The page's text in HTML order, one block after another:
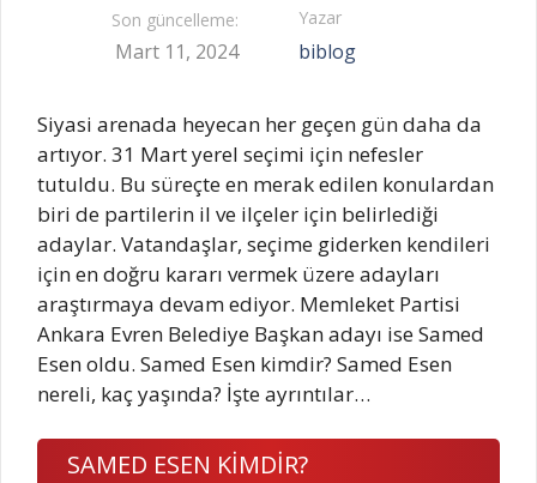
Son güncelleme:
Mart 11, 2024
Yazar
biblog
Siyasi arenada heyecan her geçen gün daha da
artıyor. 31 Mart yerel seçimi için nefesler
tutuldu. Bu süreçte en merak edilen konulardan
biri de partilerin il ve ilçeler için belirlediği
adaylar. Vatandaşlar, seçime giderken kendileri
için en doğru kararı vermek üzere adayları
araştırmaya devam ediyor. Memleket Partisi
Ankara Evren Belediye Başkan adayı ise Samed
Esen oldu. Samed Esen kimdir? Samed Esen
nereli, kaç yaşında? İşte ayrıntılar…
SAMED ESEN KİMDİR?